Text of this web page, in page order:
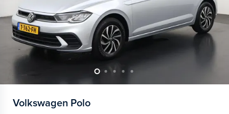
Volkswagen Polo